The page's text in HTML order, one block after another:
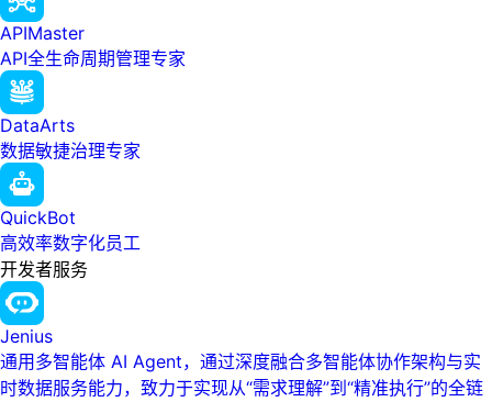
APIMaster
API全生命周期管理专家
DataArts
数据敏捷治理专家
QuickBot
高效率数字化员工
开发者服务
Jenius
通用多智能体 AI Agent，通过深度融合多智能体协作架构与实
时数据服务能力，致力于实现从“需求理解”到“精准执行”的全链